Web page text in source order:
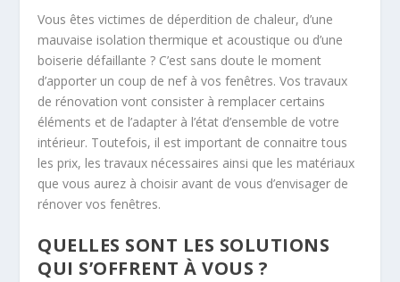
Vous êtes victimes de déperdition de chaleur, d’une
mauvaise isolation thermique et acoustique ou d’une
boiserie défaillante ? C’est sans doute le moment
d’apporter un coup de nef à vos fenêtres. Vos travaux
de rénovation vont consister à remplacer certains
éléments et de l’adapter à l’état d’ensemble de votre
intérieur. Toutefois, il est important de connaitre tous
les prix, les travaux nécessaires ainsi que les matériaux
que vous aurez à choisir avant de vous d’envisager de
rénover vos fenêtres.
QUELLES SONT LES SOLUTIONS
QUI S’OFFRENT À VOUS ?